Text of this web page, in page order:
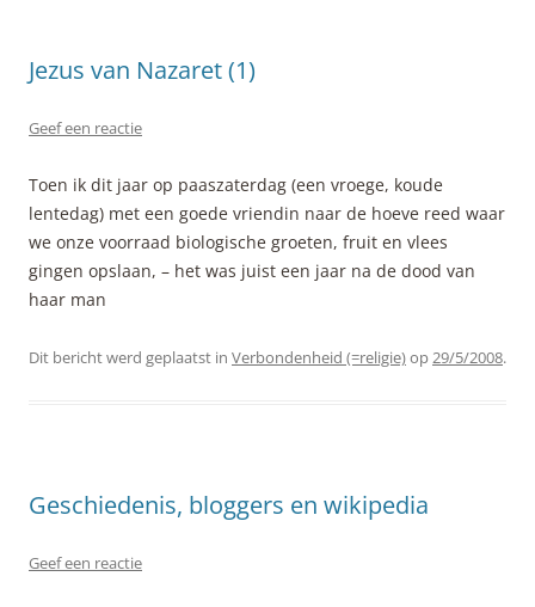
Jezus van Nazaret (1)
Geef een reactie
Toen ik dit jaar op paaszaterdag (een vroege, koude
lentedag) met een goede vriendin naar de hoeve reed waar
we onze voorraad biologische groeten, fruit en vlees
gingen opslaan, – het was juist een jaar na de dood van
haar man
Dit bericht werd geplaatst in Verbondenheid (=religie)op29/5/2008.
Geschiedenis, bloggers en wikipedia
Geef een reactie